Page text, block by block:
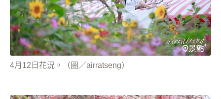
4月12日花況。（圖／airratseng）